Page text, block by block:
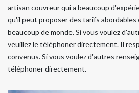
artisan couvreur qui a beaucoup
qu'il peut proposer des tarifs abordables
beaucoup de monde. Si vous voulez
veuillez le téléphoner directement. Il
convenus. Si vous voulez d'autres
téléphoner directement.